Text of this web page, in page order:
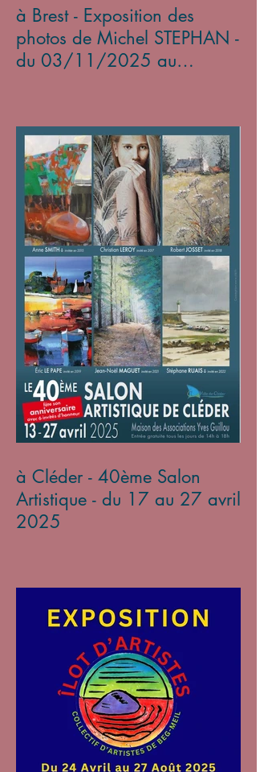
à Brest - Exposition des
photos de Michel STEPHAN -
du 03/11/2025 au
à Cléder - 40ème Salon
Artistique - du 17 au 27 avril
2025